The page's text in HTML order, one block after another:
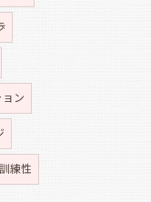
ョン
訓練性